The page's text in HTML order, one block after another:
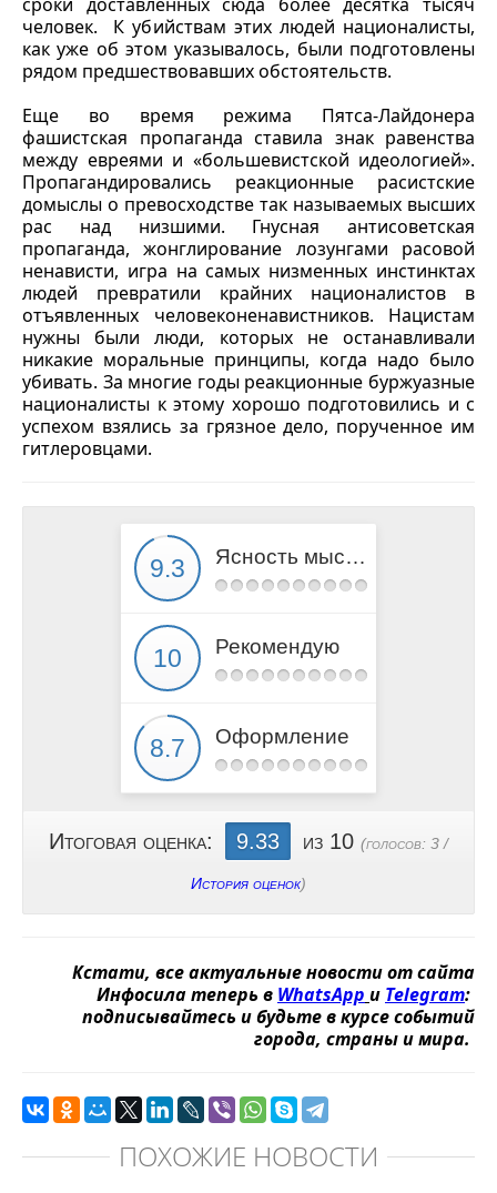
человек. К убийствам этих людей националисты,
как уже об этом указывалось, были подготовлены
рядом предшествовавших обстоятельств.
Еще во время режима Пятса-Лайдонера
фашистская пропаганда ставила знак равенства
между евреями и «большевистской идеологией».
Пропагандировались реакционные расистские
домыслы о превосходстве так называемых высших
рас над низшими. Гнусная антисоветская
пропаганда, жонглирование лозунгами расовой
ненависти, игра на самых низменных инстинктах
людей превратили крайних националистов в
отъявленных человеконенавистников. Нацистам
нужны были люди, которых не останавливали
никакие моральные принципы, когда надо было
убивать. За многие годы реакционные буржуазные
националисты к этому хорошо подготовились и с
успехом взялись за грязное дело, порученное им
гитлеровцами.
Ясность мысли
Рекомендую
Оформление
Итоговая оценка: 9.33 из 10 (голосов: 3 /
История оценок)
Кстати, все актуальные новости от сайта
Инфосила теперь в WhatsApp и Telegram:
подписывайтесь и будьте в курсе событий
города, страны и мира.
ПОХОЖИЕ НОВОСТИ